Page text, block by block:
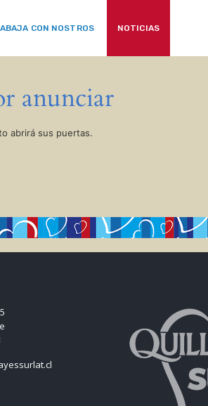
CON NOSTROS NOTICIAS
anunciar
abrirá sus puertas.